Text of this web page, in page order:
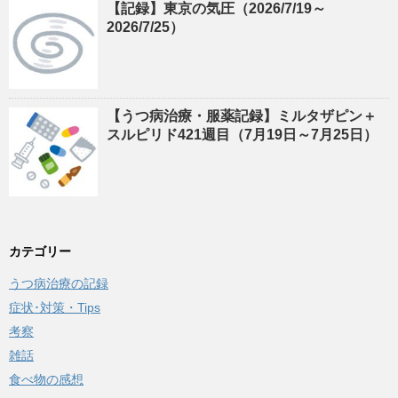
【記録】東京の気圧（2026/7/19～
2026/7/25）
【うつ病治療・服薬記録】ミルタザピン＋
スルピリド421週目（7月19日～7月25日）
カテゴリー
うつ病治療の記録
症状･対策・Tips
考察
雑話
食べ物の感想